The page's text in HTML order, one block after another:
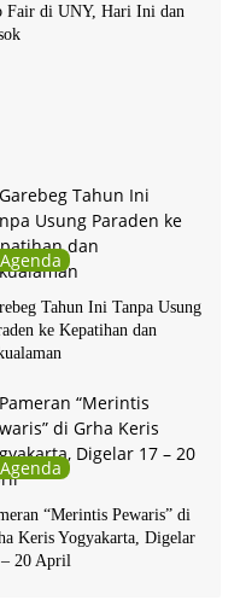
Fair di UNY, Hari Ini dan
Agenda
Tahun Ini Tanpa Usung
ke Kepatihan dan
Agenda
“Merintis Pewaris” di
Keris Yogyakarta, Digelar
– 20 April